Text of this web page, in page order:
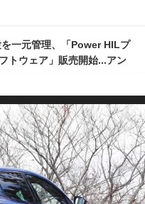
一元管理、「Power HILプ
トウェア」販売開始...アン